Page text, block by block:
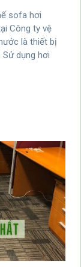
sofa hơi
Công ty vệ
là thiết bị
dụng hơi